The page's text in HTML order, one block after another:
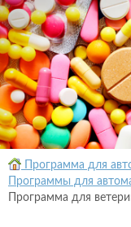
Программа для
Программы для
Программа для